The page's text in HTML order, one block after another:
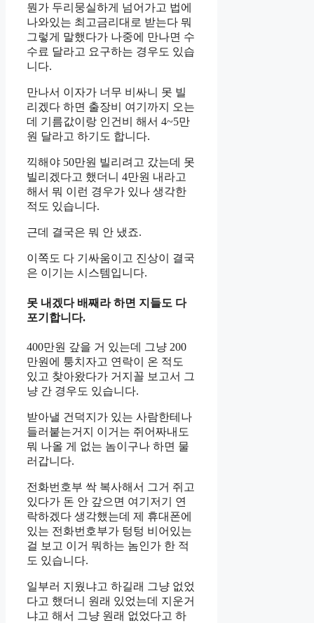
뭔가 두리뭉실하게 넘어가고 법에
나와있는 최고금리대로 받는다 뭐
그렇게 말했다가 나중에 만나면 수
수료 달라고 요구하는 경우도 있습
니다.
만나서 이자가 너무 비싸니 못 빌
리겠다 하면 출장비 여기까지 오는
데 기름값이랑 인건비 해서 4~5만
원 달라고 하기도 합니다.
끽해야 50만원 빌리려고 갔는데 못
빌리겠다고 했더니 4만원 내라고
해서 뭐 이런 경우가 있나 생각한
적도 있습니다.
근데 결국은 뭐 안 냈죠.
이쪽도 다 기싸움이고 진상이 결국
은 이기는 시스템입니다.
못 내겠다 배째라 하면 지들도 다
포기합니다.
400만원 갚을 거 있는데 그냥 200
만원에 퉁치자고 연락이 온 적도
있고 찾아왔다가 거지꼴 보고서 그
냥 간 경우도 있습니다.
받아낼 건덕지가 있는 사람한테나
들러붙는거지 이거는 쥐어짜내도
뭐 나올 게 없는 놈이구나 하면 물
러갑니다.
전화번호부 싹 복사해서 그거 쥐고
있다가 돈 안 갚으면 여기저기 연
락하겠다 생각했는데 제 휴대폰에
있는 전화번호부가 텅텅 비어있는
걸 보고 이거 뭐하는 놈인가 한 적
도 있습니다.
일부러 지웠냐고 하길래 그냥 없었
다고 했더니 원래 있었는데 지운거
냐고 해서 그냥 원래 없었다고 하